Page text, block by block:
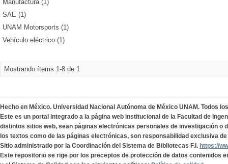
Manufactura (1)
SAE (1)
UNAM Motorsports (1)
Vehículo eléctrico (1)
Mostrando ítems 1-8 de 1
Hecho en México. Universidad Nacional Autónoma de México UNAM. Todos
Este es un portal integrado a la página web institucional de la Facultad de
distintos sitios web, sean páginas electrónicas personales de investigación o
los textos como de las páginas electrónicas, son responsabilidad exclusiva
Sitio administrado por la Coordinación del Sistema de Bibliotecas F.I. https://
Este repositorio se rige por los preceptos de protección de datos contenidos